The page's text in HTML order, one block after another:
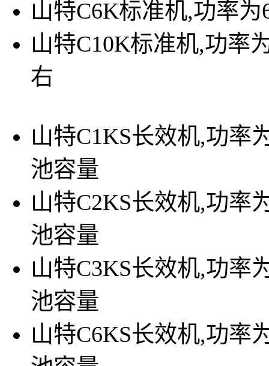
山特C6K标准机,功率
山特C10K标准机,功率
右
山特C1KS长效机,功率
池容量
山特C2KS长效机,功率
池容量
山特C3KS长效机,功率
池容量
山特C6KS长效机,功率